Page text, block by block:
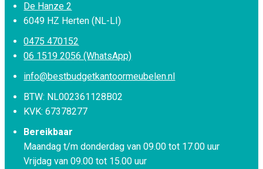
De Hanze 2
6049 HZ Herten (NL-LI)
0475 470152
06 1519 2056 (WhatsApp)
info@bestbudgetkantoormeubelen.nl
BTW: NL002361128B02
KVK: 67378277
Bereikbaar
Maandag t/m donderdag van 09.00 tot 17.00 uur
Vrijdag van 09.00 tot 15.00 uur